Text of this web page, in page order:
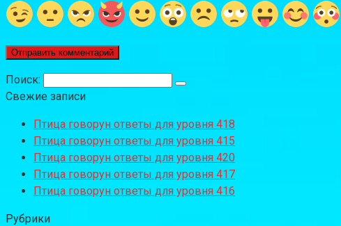
Поиск:
Свежие записи
Птица говорун ответы для уровня 418
Птица говорун ответы для уровня 415
Птица говорун ответы для уровня 420
Птица говорун ответы для уровня 417
Птица говорун ответы для уровня 416
Рубрики